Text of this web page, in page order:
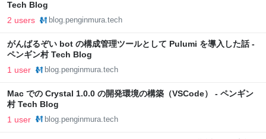
Tech Blog
2 users blog.penginmura.tech
がんばるぞい bot の構成管理ツールとして Pulumi を導入した話 -
ペンギン村 Tech Blog
1 user blog.penginmura.tech
Mac での Crystal 1.0.0 の開発環境の構築（VSCode） - ペンギン
村 Tech Blog
1 user blog.penginmura.tech